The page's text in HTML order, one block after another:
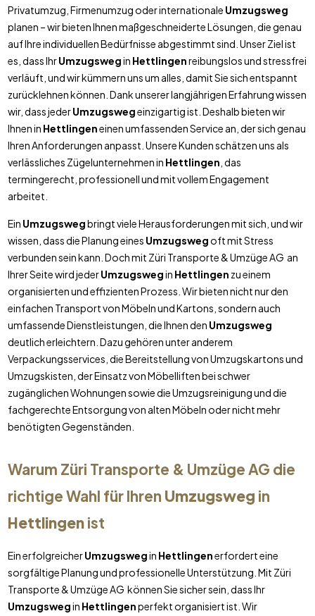
Privatumzug, Firmenumzug oder internationale Umzugsweg
planen – wir bieten Ihnen maßgeschneiderte Lösungen, die genau
auf Ihre individuellen Bedürfnisse abgestimmt sind. Unser Ziel ist
es, dass IhrUmzugswegin Hettlingenreibungslos und stressfrei
verläuft, und wir kümmern uns um alles, damit Sie sich entspannt
zurücklehnen können. Dank unserer langjährigen Erfahrung wissen
wir, dass jederUmzugswegeinzigartig ist. Deshalb bieten wir
Ihnen in Hettlingeneinen umfassenden Service an, der sich genau
Ihren Anforderungen anpasst. Unsere Kunden schätzen uns als
verlässliches Zügelunternehmen in Hettlingen , das
termingerecht, professionell und mit vollem Engagement
arbeitet.
Ein Umzugswegbringt viele Herausforderungen mit sich, und wir
wissen, dass die Planung eines Umzugswegoft mit Stress
verbunden sein kann. Doch mit Züri Transporte & Umzüge AG an
Ihrer Seite wird jederUmzugswegin Hettlingen zu einem
organisierten und effizienten Prozess. Wir bieten nicht nur den
einfachen Transport von Möbeln und Kartons, sondern auch
umfassende Dienstleistungen, die Ihnen den Umzugsweg
deutlich erleichtern. Dazu gehören unter anderem
Verpackungsservices, die Bereitstellung von Umzugskartons und
Umzugskisten, der Einsatz von Möbelliften bei schwer
zugänglichen Wohnungen sowie die Umzugsreinigung und die
fachgerechte Entsorgung von alten Möbeln oder nicht mehr
benötigten Gegenständen.
Warum Züri Transporte & Umzüge AG die
richtige Wahl für Ihren Umzugsweg in
Hettlingenist
Ein erfolgreicherUmzugswegin Hettlingenerfordert eine
sorgfältige Planung und professionelle Unterstützung. Mit Züri
Transporte & Umzüge AG können Sie sicher sein, dass Ihr
Umzugswegin Hettlingenperfekt organisiert ist. Wir